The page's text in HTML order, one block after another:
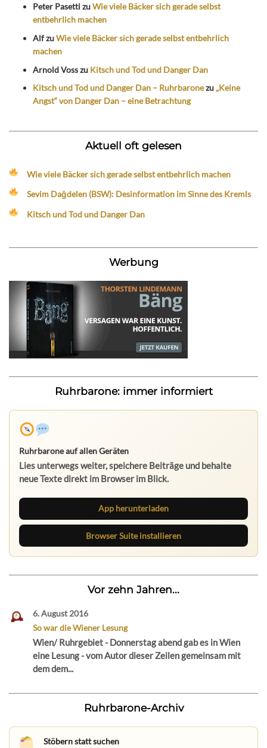
Peter PasettizuWie viele Bäcker sich gerade selbst
entbehrlich machen
AlfzuWie viele Bäcker sich gerade selbst entbehrlich
machen
Arnold Vosszu Kitsch und Tod und Danger Dan
Kitsch und Tod und Danger Dan – Ruhrbaronezu „Keine
Angst“ von Danger Dan – eine Betrachtung
Aktuell oft gelesen
Wie viele Bäcker sich gerade selbst entbehrlich machen
Sevim Dağdelen (BSW): Desinformation im Sinne des Kremls
Kitsch und Tod und Danger Dan
Werbung
Ruhrbarone: immer informiert
Ruhrbarone auf allen Geräten
Lies unterwegs weiter, speichere Beiträge und behalte
neue Texte direkt im Browser im Blick.
App herunterladen
Browser Suite installieren
Vor zehn Jahren...
6. August 2016
So war die Wiener Lesung
Wien/ Ruhrgebiet - Donnerstag abend gab es in Wien
eine Lesung - vom Autor dieser Zeilen gemeinsam mit
dem dem...
Ruhrbarone-Archiv
Stöbern statt suchen